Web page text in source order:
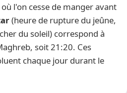
l'on cesse de manger avant
(heure de rupture du jeûne,
du soleil) correspond à
soit 21:20. Ces
chaque jour durant le